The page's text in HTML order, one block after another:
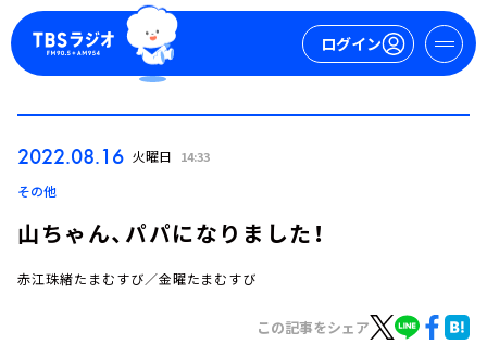
ログイン
2022.08.16 火曜日 14:33
その他
山ちゃん、パパになりました！
赤江珠緒たまむすび／金曜たまむすび
この記事をシェア